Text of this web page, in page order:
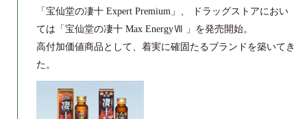
「宝仙堂の凄十 Expert Premium」、
ドラッグストアにおい
ては「宝仙堂の凄十 Max EnergyⅦ 」を発売開始。
高付加価値商品として、着実に確固たるブランドを築いてき
た。